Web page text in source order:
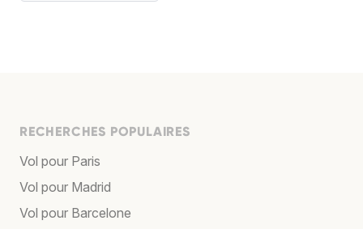
RECHERCHES POPULAIRES
Vol pour Paris
Vol pour Madrid
Vol pour Barcelone